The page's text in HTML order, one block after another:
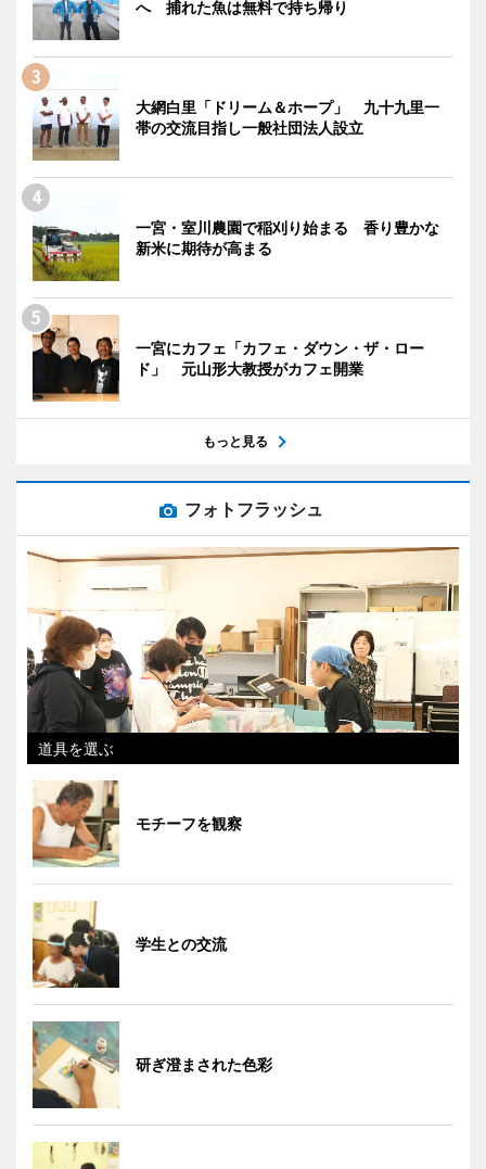
へ 捕れた魚は無料で持ち帰り
大網白里「ドリーム＆ホープ」 九十九里一
帯の交流目指し一般社団法人設立
一宮・室川農園で稲刈り始まる 香り豊かな
新米に期待が高まる
一宮にカフェ「カフェ・ダウン・ザ・ロー
ド」 元山形大教授がカフェ開業
もっと見る
フォトフラッシュ
道具を選ぶ
モチーフを観察
学生との交流
研ぎ澄まされた色彩